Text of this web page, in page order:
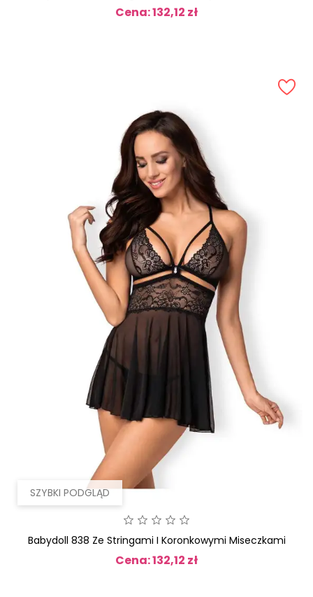
Cena: 132,12 zł
SZYBKI PODGLĄD
Babydoll 838 Ze Stringami I Koronkowymi Miseczkami
Cena: 132,12 zł